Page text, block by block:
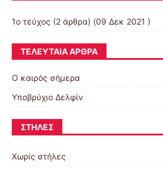
1ο τεύχος (2 άρθρα) (09 Δεκ 2021 )
ΤΕΛΕΥΤΑΊΑ ΆΡΘΡΑ
Ο καιρός σήμερα
Υποβρύχιο Δελφίν
ΣΤΉΛΕΣ
Χωρίς στήλες